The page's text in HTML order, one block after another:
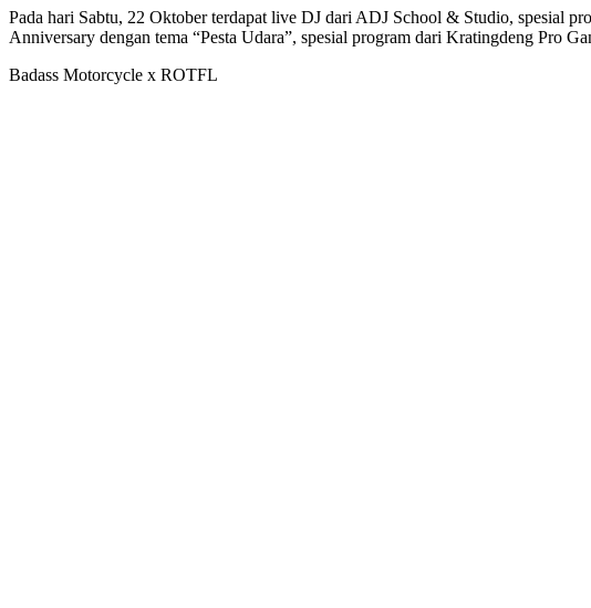
Pada hari Sabtu, 22 Oktober terdapat live DJ dari ADJ School & Studio, spesial
Anniversary dengan tema “Pesta Udara”, spesial program dari Kratingdeng Pro
Badass Motorcycle x ROTFL